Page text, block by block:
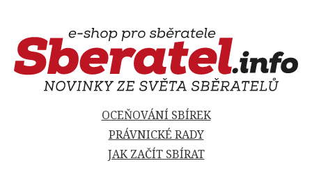
OCEŇOVÁNÍ SBÍREK
PRÁVNICKÉ RADY
JAK ZAČÍT SBÍRAT